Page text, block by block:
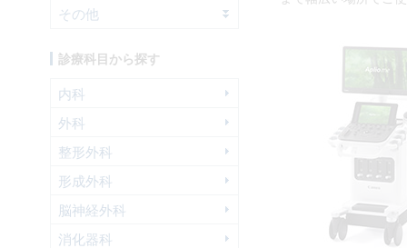
その他
診療科目から探す
内科
外科
整形外科
形成外科
脳神経外科
消化器科